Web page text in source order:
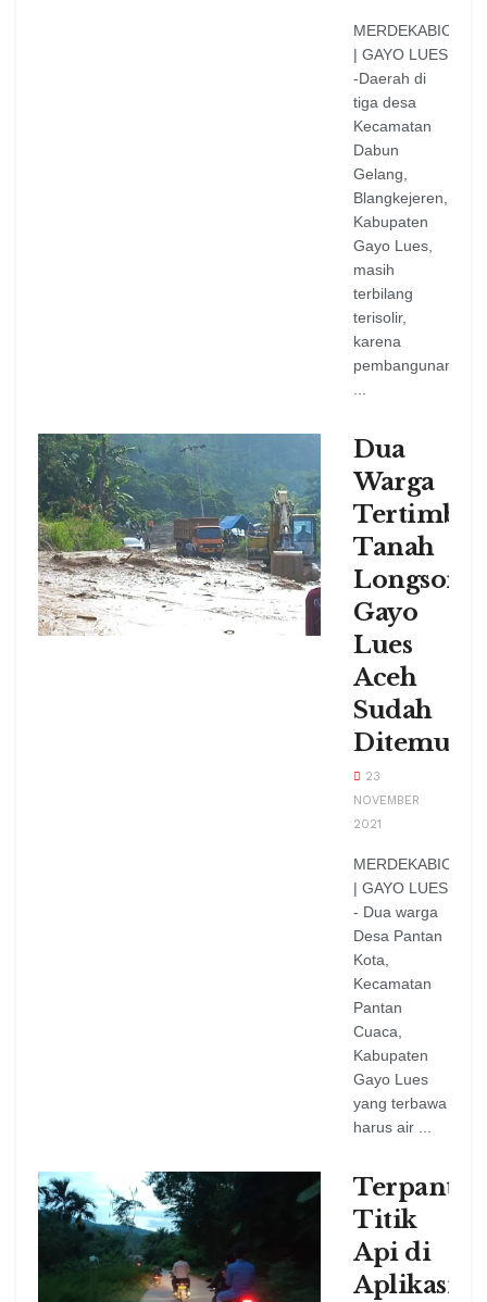
| GAYO LUES
-Daerah di
tiga desa
Kecamatan
Dabun
Gelang,
Blangkejeren,
Kabupaten
Gayo Lues,
masih
terbilang
terisolir,
karena
pembangunan
Dua
Warga
Tanah
Longsor
Gayo
Lues
Aceh
Sudah
23
NOVEMBER
2021
| GAYO LUES
- Dua warga
Desa Pantan
Kota,
Kecamatan
Pantan
Cuaca,
Kabupaten
Gayo Lues
yang terbawa
harus air ...
Terpantau
Titik
Api di
Aplikasi